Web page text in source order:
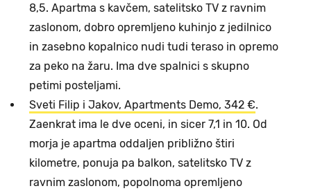
8,5. Apartma s kavčem, satelitsko TV z ravnim
zaslonom, dobro opremljeno kuhinjo z jedilnico
in zasebno kopalnico nudi tudi teraso in opremo
za peko na žaru. Ima dve spalnici s skupno
petimi posteljami.
Sveti Filip i Jakov, Apartments Demo, 342 €.
Zaenkrat ima le dve oceni, in sicer 7,1 in 10. Od
morja je apartma oddaljen približno štiri
kilometre, ponuja pa balkon, satelitsko TV z
ravnim zaslonom, popolnoma opremljeno